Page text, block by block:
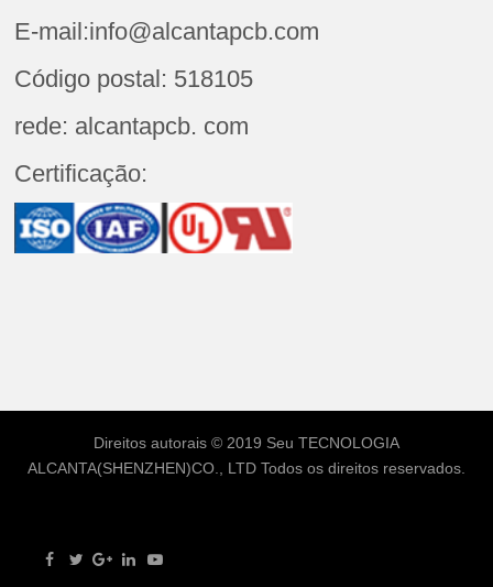
E-mail:info@alcantapcb.com
Código postal: 518105
rede: alcantapcb. com
Certificação:
Direitos autorais © 2019 Seu TECNOLOGIA
ALCANTA(SHENZHEN)CO., LTDTodos os direitos reservados.